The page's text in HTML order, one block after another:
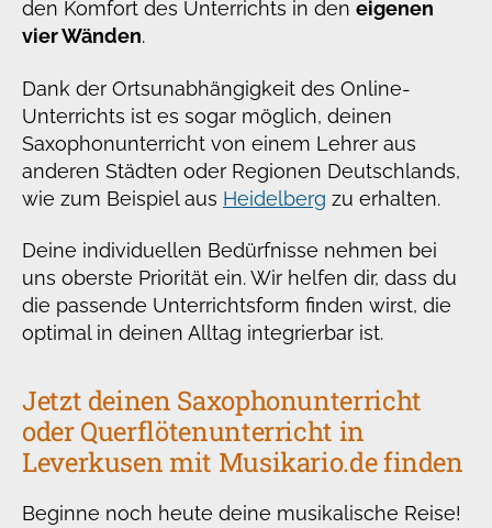
den Komfort des Unterrichts in den eigenen
vier Wänden.
Dank der Ortsunabhängigkeit des Online-
Unterrichts ist es sogar möglich, deinen
Saxophonunterricht von einem Lehrer aus
anderen Städten oder Regionen Deutschlands,
wie zum Beispiel aus Heidelberg zu erhalten.
Deine individuellen Bedürfnisse nehmen bei
uns oberste Priorität ein. Wir helfen dir, dass du
die passende Unterrichtsform finden wirst, die
optimal in deinen Alltag integrierbar ist.
Jetzt deinen Saxophonunterricht
oder Querflötenunterricht in
Leverkusen mit Musikario.de finden
Beginne noch heute deine musikalische Reise!